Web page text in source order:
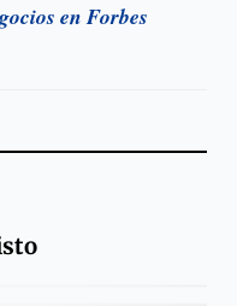
en Forbes